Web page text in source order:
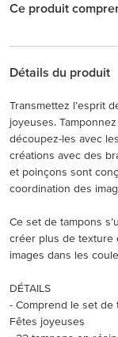
Ce produit
Détails du produit
Transmettez l’esprit
joyeuses.
découpez-les avec
créations avec des
et poinçons sont
coordination des
Ce set de tampons
créer plus de texture
images dans les
DÉTAILS
- Comprend le set de
Fêtes joyeuses